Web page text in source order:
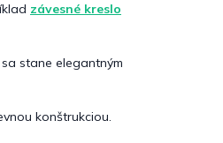
závesné kreslo
stane elegantným
konštrukciou.